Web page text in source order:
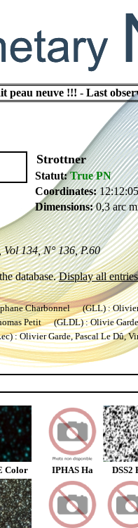
peau neuve !!! - Last
Strottner
Statut: True PN
Coordinates:
Dimensions:0,3 arc
134, N° 136, P.60
database.Display all
Charbonnel (GLL) :
Petit (GLDL) : Olivie
: Olivier Garde, Pascal Le Dû,
Color IPHAS Ha DSS2